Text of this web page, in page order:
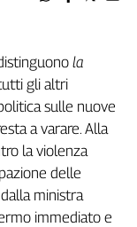
la
gli altri
sulle nuove
a varare. Alla
la violenza
delle
ministra
immediato e